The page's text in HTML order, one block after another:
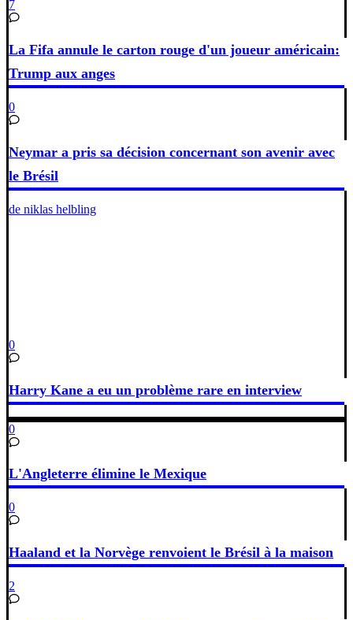
7
La Fifa annule le carton rouge d'un joueur américain:
Trump aux anges
0
Neymar a pris sa décision concernant son avenir avec
le Brésil
de niklas helbling
0
Harry Kane a eu un problème rare en interview
0
L'Angleterre élimine le Mexique
0
Haaland et la Norvège renvoient le Brésil à la maison
2